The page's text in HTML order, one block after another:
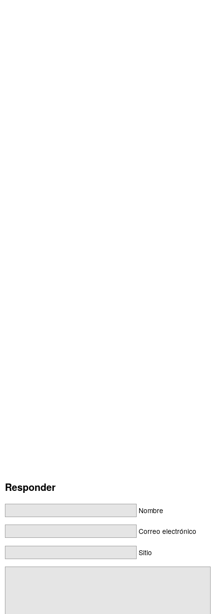
Responder
Nombre
Correo electrónico
Sitio